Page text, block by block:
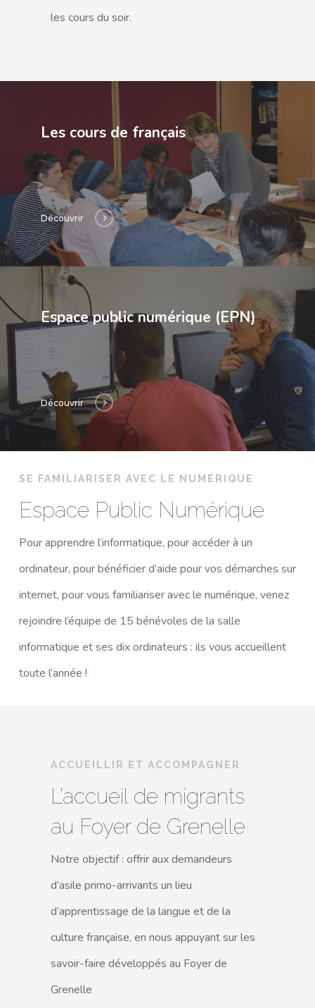
les cours du soir.
Les cours de français
Découvrir
Espace public numérique (EPN)
Découvrir
SE FAMILIARISER AVEC LE NUMÉRIQUE
Espace Public Numérique
Pour apprendre l’informatique, pour accéder à un
ordinateur, pour bénéficier d’aide pour vos démarches sur
internet, pour vous familiariser avec le numérique, venez
rejoindre l’équipe de 15 bénévoles de la salle
informatique et ses dix ordinateurs : ils vous accueillent
toute l’année !
ACCUEILLIR ET ACCOMPAGNER
L’accueil de migrants
au Foyer de Grenelle
Notre objectif : offrir aux demandeurs
d’asile primo-arrivants un lieu
d’apprentissage de la langue et de la
culture française, en nous appuyant sur les
savoir-faire développés au Foyer de
Grenelle